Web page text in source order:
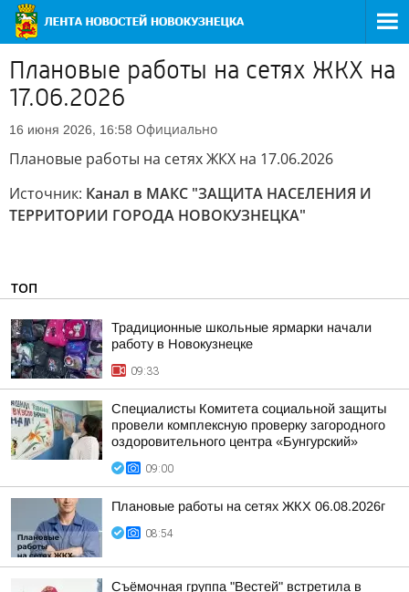
Плановые работы на сетях ЖКХ на
17.06.2026
16 июня 2026, 16:58 Официально
Плановые работы на сетях ЖКХ на 17.06.2026
Источник: Канал в МАКС "ЗАЩИТА НАСЕЛЕНИЯ И
ТЕРРИТОРИИ ГОРОДА НОВОКУЗНЕЦКА"
ТОП
Традиционные школьные ярмарки начали
работу в Новокузнецке
09:33
Специалисты Комитета социальной защиты
провели комплексную проверку загородного
оздоровительного центра «Бунгурский»
09:00
Плановые работы на сетях ЖКХ 06.08.2026г
08:54
Съёмочная группа "Вестей" встретила в